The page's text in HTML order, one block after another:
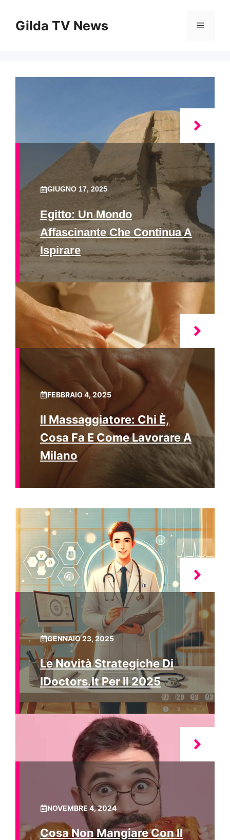
contenuto
Gilda TV News Menu
GIUGNO 17, 2025
Egitto: Un Mondo
Affascinante Che Continua A
Ispirare
FEBBRAIO 4, 2025
Il Massaggiatore: Chi È,
Cosa Fa E Come Lavorare A
Milano
GENNAIO 23, 2025
Le Novità Strategiche Di
IDoctors.it Per Il 2025
NOVEMBRE 4, 2024
Cosa Non Mangiare Con Il